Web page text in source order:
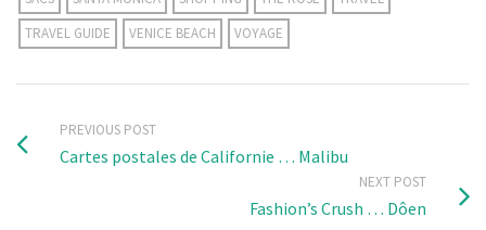
TRAVEL GUIDE
VENICE BEACH VOYAGE
PREVIOUS POST
Cartes postales de Californie … Malibu
NEXT POST
Fashion’s Crush … Dôen